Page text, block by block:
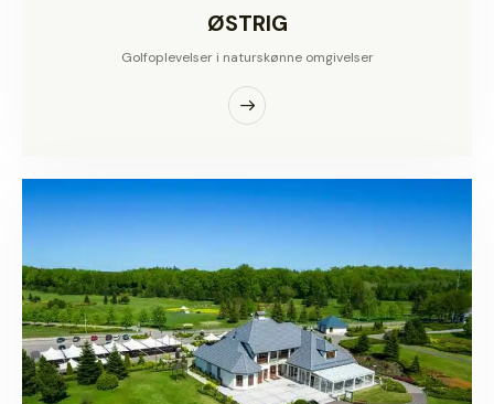
ØSTRIG
Golfoplevelser i naturskønne omgivelser